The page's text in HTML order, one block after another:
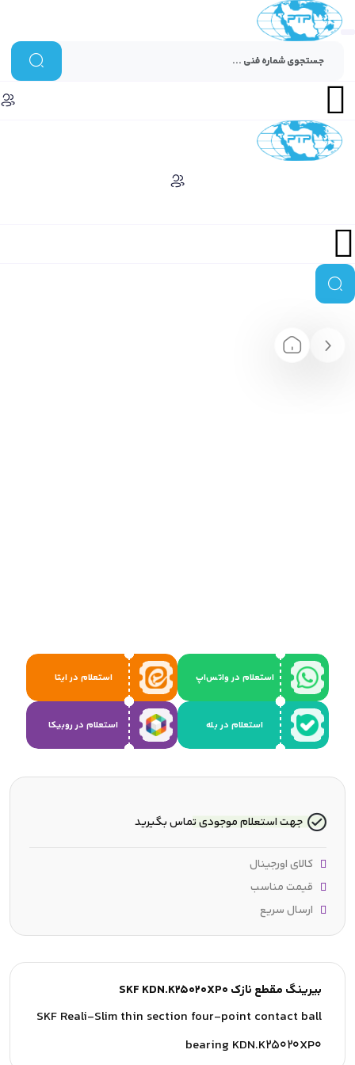
استعلام در واتس‌اپ استعلام در ایتا
استعلام در بله استعلام در روبیکا
بیرینگ مقطع نازک SKF KDN.K25020XP0
SKF Reali-Slim thin section four-point contact ball
bearing KDN.K25020XP0
جهت استعلام موجودی تماس بگیرید
کالای اورجینال
قیمت مناسب
ارسال سریع